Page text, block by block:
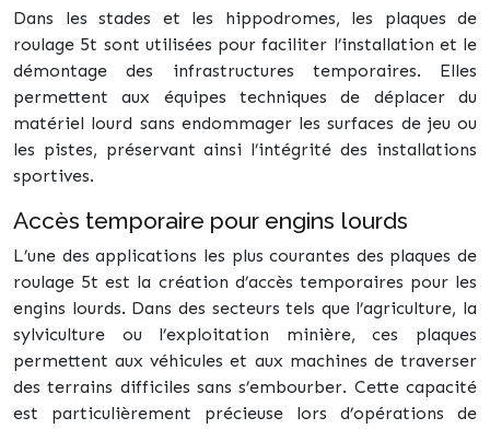
Dans les stades et les hippodromes, les plaques de
roulage 5t sont utilisées pour faciliter l’installation et le
démontage des infrastructures temporaires. Elles
permettent aux équipes techniques de déplacer du
matériel lourd sans endommager les surfaces de jeu ou
les pistes, préservant ainsi l’intégrité des installations
sportives.
Accès temporaire pour engins lourds
L’une des applications les plus courantes des plaques de
roulage 5t est la création d’accès temporaires pour les
engins lourds. Dans des secteurs tels que l’agriculture, la
sylviculture ou l’exploitation minière, ces plaques
permettent aux véhicules et aux machines de traverser
des terrains difficiles sans s’embourber. Cette capacité
est particulièrement précieuse lors d’opérations de